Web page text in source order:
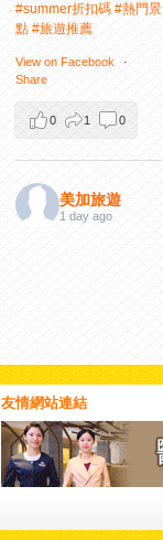
#summer折扣碼 #熱門景
點 #旅遊推薦
View on Facebook
·
Share
0 1 0
美加旅遊
1 day ago
矗立於新口岸高美士街金
蓮花廣場中央的「盛世蓮
花」大型雕塑，高達 6
米，重達 6.5 噸，是由黃
銅鑄造、表面貼上金箔打
友情網站連結